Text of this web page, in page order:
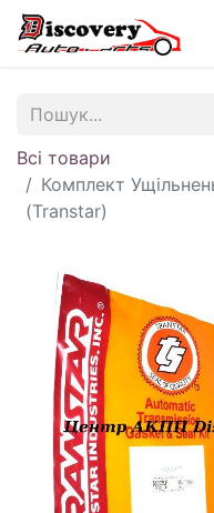
Всі товари
Комплект
(Transtar)